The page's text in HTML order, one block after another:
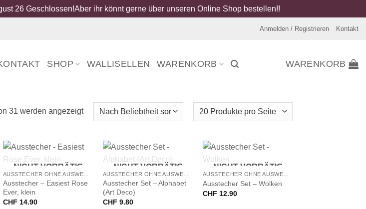
26 Geschlossen!Aber ihr könnt gerne über unseren Online Shop bestellen!!
Anmelden / Registrieren Kontakt
SHOP WALLISELLEN WARENKORB WARENKORB
31 werden angezeigtNach
Beliebtheit
NICHT VORRÄTIG
Ausstecher – Easiest Rose
Ever, klein
CHF 14.90
+
NICHT VORRÄTIG
Ausstecher Set – Alphabet
(Art Deco)
CHF 9.80
+
NICHT VORRÄTIG
Ausstecher Set – Wolken
CHF 12.90